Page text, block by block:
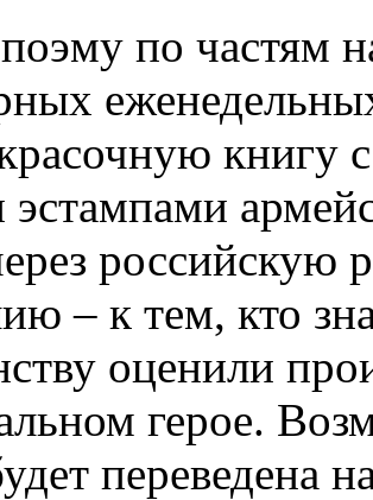
по частям
книгу
российскую
– к тем, кто
оценили
герое.
переведена